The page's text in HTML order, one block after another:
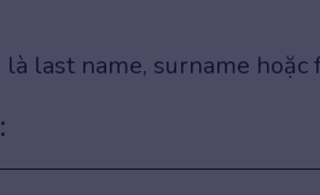
last name, surname hoặc